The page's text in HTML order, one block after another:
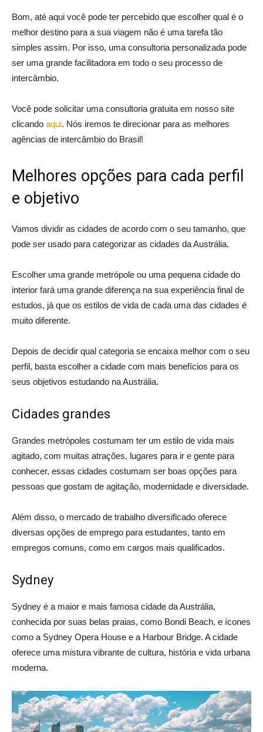
Bom, até aqui você pode ter percebido que escolher qual é o
melhor destino para a sua viagem não é uma tarefa tão
simples assim. Por isso, uma consultoria personalizada pode
ser uma grande facilitadora em todo o seu processo de
intercâmbio.
Você pode solicitar uma consultoria gratuita em nosso site
clicando aqui. Nós iremos te direcionar para as melhores
agências de intercâmbio do Brasil!
Melhores opções para cada perfil
e objetivo
Vamos dividir as cidades de acordo com o seu tamanho, que
pode ser usado para categorizar as cidades da Austrália.
Escolher uma grande metrópole ou uma pequena cidade do
interior fará uma grande diferença na sua experiência final de
estudos, já que os estilos de vida de cada uma das cidades é
muito diferente.
Depois de decidir qual categoria se encaixa melhor com o seu
perfil, basta escolher a cidade com mais benefícios para os
seus objetivos estudando na Austrália.
Cidades grandes
Grandes metrópoles costumam ter um estilo de vida mais
agitado, com muitas atrações, lugares para ir e gente para
conhecer, essas cidades costumam ser boas opções para
pessoas que gostam de agitação, modernidade e diversidade.
Além disso, o mercado de trabalho diversificado oferece
diversas opções de emprego para estudantes, tanto em
empregos comuns, como em cargos mais qualificados.
Sydney
Sydney é a maior e mais famosa cidade da Austrália,
conhecida por suas belas praias, como Bondi Beach, e ícones
como a Sydney Opera House e a Harbour Bridge. A cidade
oferece uma mistura vibrante de cultura, história e vida urbana
moderna.